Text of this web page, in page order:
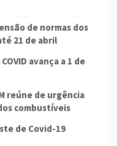
de normas dos
21 de abril
avança a 1 de
reúne de urgência
combustíveis
de Covid-19